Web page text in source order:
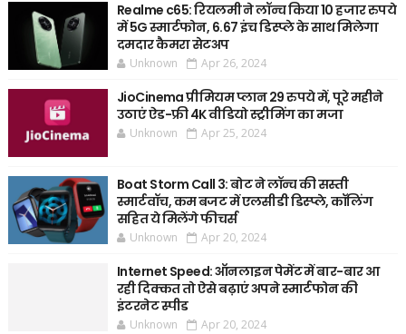
Realme c65: रियलमी ने लॉन्च किया 10 हजार रुपये
में 5G स्मार्टफोन, 6.67 इंच डिस्प्ले के साथ मिलेगा
दमदार कैमरा सेटअप
Unknown Apr 26, 2024
JioCinema प्रीमियम प्लान 29 रुपये में, पूरे महीने
उठाएं ऐड-फ्री 4K वीडियो स्ट्रीमिंग का मजा
Unknown Apr 25, 2024
Boat Storm Call 3: बोट ने लॉन्च की सस्ती
स्मार्टवॉच, कम बजट में एलसीडी डिस्प्ले, कॉलिंग
सहित ये मिलेंगे फीचर्स
Unknown Apr 20, 2024
Internet Speed: ऑनलाइन पेमेंट में बार-बार आ
रही दिक्कत तो ऐसे बढ़ाएं अपने स्मार्टफोन की
इंटरनेट स्पीड
Unknown Apr 20, 2024